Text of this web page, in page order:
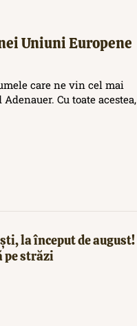
Uniuni Europene
care ne vin cel mai
Cu toate acestea,
la început de august!
pe străzi